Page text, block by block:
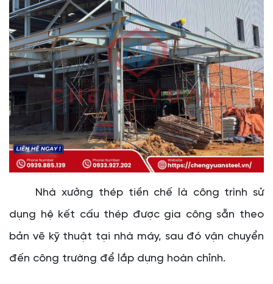
Nhà xưởng thép tiền chế là công trình sử
dụng hệ kết cấu thép được gia công sẵn theo
bản vẽ kỹ thuật tại nhà máy, sau đó vận chuyển
đến công trường để lắp dựng hoàn chỉnh.